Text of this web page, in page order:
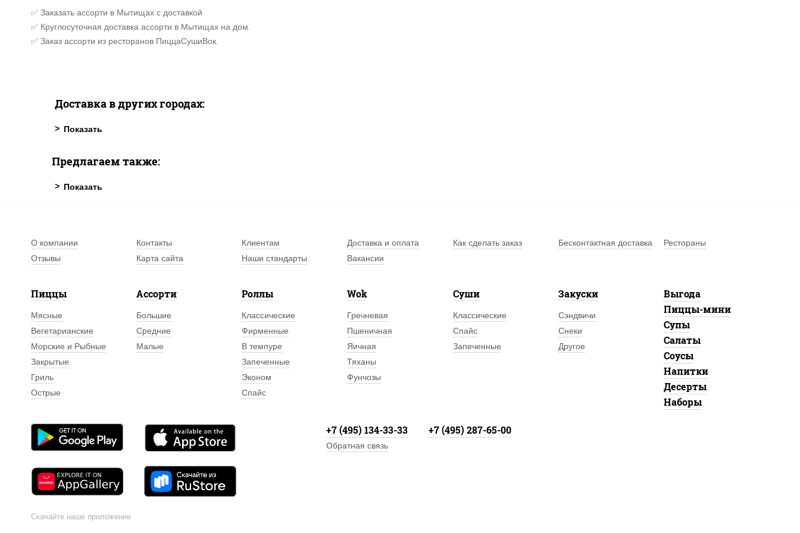
✅ Заказать ассорти в Мытищах с доставкой
✅ Круглосуточная доставка ассорти в Мытищах на дом.
✅ Заказ ассорти из ресторанов ПиццаСушиВок.
Доставка в других городах:
Предлагаем также:
О компании Контакты Клиентам Доставка и оплата Как сделать заказ Бесконтактная доставка
Рестораны
Отзывы
Карта сайта Наши стандарты Вакансии
Пиццы
Мясные
Вегетарианские
Морские и Рыбные
Закрытые
Гриль
Острые
Ассорти
Большие
Средние
Малые
Роллы
Классические
Фирменные
В темпуре
Запеченные
Эконом
Спайс
Wok
Гречневая
Пшеничная
Яичная
Тяханы
Фунчозы
Суши
Классические
Спайс
Запеченные
Закуски
Сэндвичи
Снеки
Другое
Выгода
Пиццы-мини
Супы
Салаты
Соусы
Напитки
Десерты
Наборы
Скачайте наше приложение
+7 (495) 134-33-33 +7 (495) 287-65-00
Обратная связь